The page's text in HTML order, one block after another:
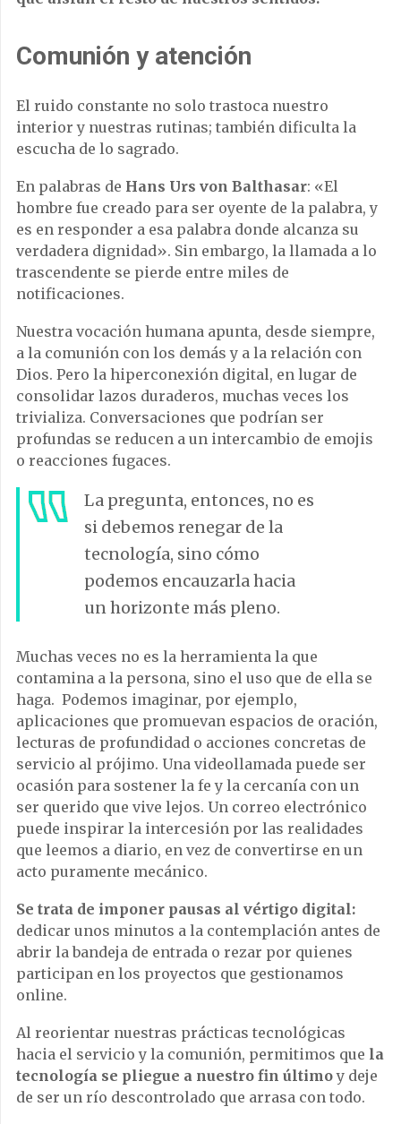
Comunión y atención
El ruido constante no solo trastoca nuestro
interior y nuestras rutinas; también dificulta la
escucha de lo sagrado.
En palabras de Hans Urs von Balthasar: «El
hombre fue creado para ser oyente de la palabra, y
es en responder a esa palabra donde alcanza su
verdadera dignidad». Sin embargo, la llamada a lo
trascendente se pierde entre miles de
notificaciones.
Nuestra vocación humana apunta, desde siempre,
a la comunión con los demás y a la relación con
Dios. Pero la hiperconexión digital, en lugar de
consolidar lazos duraderos, muchas veces los
trivializa. Conversaciones que podrían ser
profundas se reducen a un intercambio de emojis
o reacciones fugaces.
La pregunta, entonces, no es
si debemos renegar de la
tecnología, sino cómo
podemos encauzarla hacia
un horizonte más pleno.
Muchas veces no es la herramienta la que
contamina a la persona, sino el uso que de ella se
haga. Podemos imaginar, por ejemplo,
aplicaciones que promuevan espacios de oración,
lecturas de profundidad o acciones concretas de
servicio al prójimo. Una videollamada puede ser
ocasión para sostener la fe y la cercanía con un
ser querido que vive lejos. Un correo electrónico
puede inspirar la intercesión por las realidades
que leemos a diario, en vez de convertirse en un
acto puramente mecánico.
Se trata de imponer pausas al vértigo digital:
dedicar unos minutos a la contemplación antes de
abrir la bandeja de entrada o rezar por quienes
participan en los proyectos que gestionamos
online.
Al reorientar nuestras prácticas tecnológicas
hacia el servicio y la comunión, permitimos que la
tecnología se pliegue a nuestro fin últimoy deje
de ser un río descontrolado que arrasa con todo.